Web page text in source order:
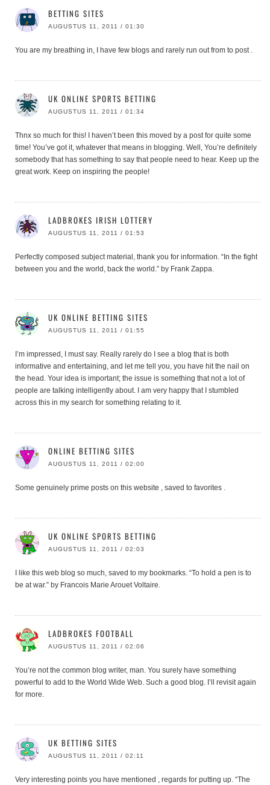
BETTING SITES
AUGUSTUS 11, 2011 / 01:30
You are my breathing in, I have few blogs and rarely run out from to post .
UK ONLINE SPORTS BETTING
AUGUSTUS 11, 2011 / 01:34
Thnx so much for this! I haven’t been this moved by a post for quite some
time! You’ve got it, whatever that means in blogging. Well, You’re definitely
somebody that has something to say that people need to hear. Keep up the
great work. Keep on inspiring the people!
LADBROKES IRISH LOTTERY
AUGUSTUS 11, 2011 / 01:53
Perfectly composed subject material, thank you for information. “In the fight
between you and the world, back the world.” by Frank Zappa.
UK ONLINE BETTING SITES
AUGUSTUS 11, 2011 / 01:55
I’m impressed, I must say. Really rarely do I see a blog that is both
informative and entertaining, and let me tell you, you have hit the nail on
the head. Your idea is important; the issue is something that not a lot of
people are talking intelligently about. I am very happy that I stumbled
across this in my search for something relating to it.
ONLINE BETTING SITES
AUGUSTUS 11, 2011 / 02:00
Some genuinely prime posts on this website , saved to favorites .
UK ONLINE SPORTS BETTING
AUGUSTUS 11, 2011 / 02:03
I like this web blog so much, saved to my bookmarks. “To hold a pen is to
be at war.” by Francois Marie Arouet Voltaire.
LADBROKES FOOTBALL
AUGUSTUS 11, 2011 / 02:06
You’re not the common blog writer, man. You surely have something
powerful to add to the World Wide Web. Such a good blog. I’ll revisit again
for more.
UK BETTING SITES
AUGUSTUS 11, 2011 / 02:11
Very interesting points you have mentioned , regards for putting up. “The